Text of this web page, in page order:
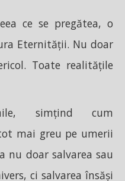
ce se pregătea, o
Eternității. Nu doar
Toate realitățile
simțind cum
mai greu pe umerii
nu doar salvarea sau
ci salvarea însăși